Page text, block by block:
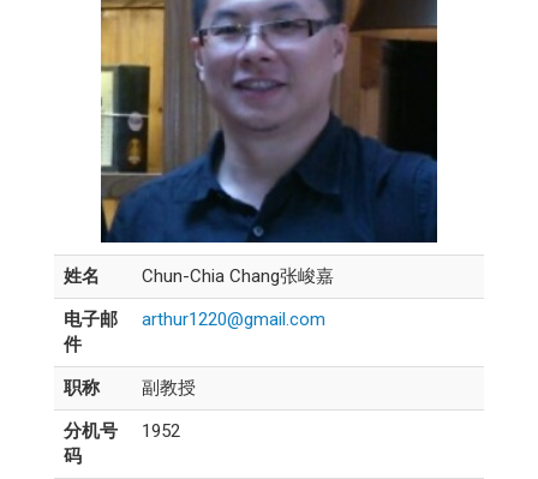
姓名
Chun-Chia Chang张峻嘉
电子邮
件
arthur1220@gmail.com
职称
副教授
分机号
码
1952